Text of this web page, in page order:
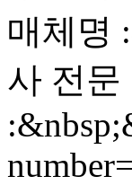
매체명
사 전문